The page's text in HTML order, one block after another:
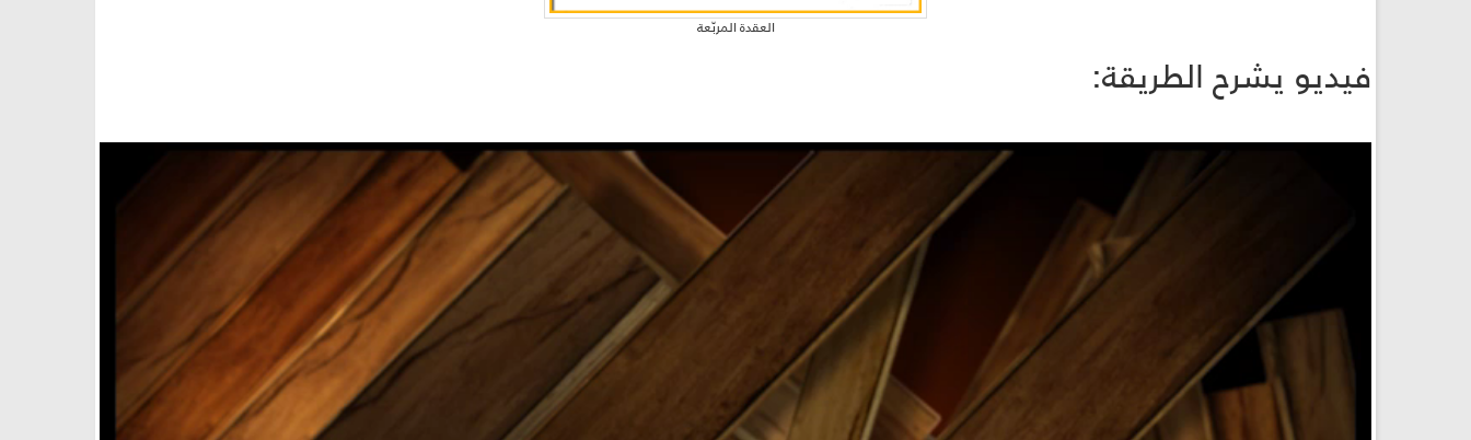
العقدة المربّعة​​​​​
فيديو يشرح الطريقة: